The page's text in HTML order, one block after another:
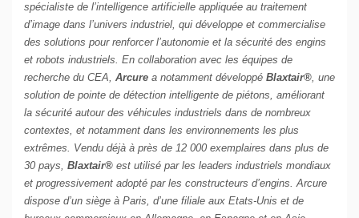
spécialiste de l’intelligence artificielle appliquée au traitement
d’image dans l’univers industriel, qui développe et commercialise
des solutions pour renforcer l’autonomie et la sécurité des engins
et robots industriels. En collaboration avec les équipes de
recherche du CEA, Arcure a notamment développé Blaxtair®, une
solution de pointe de détection intelligente de piétons, améliorant
la sécurité autour des véhicules industriels dans de nombreux
contextes, et notamment dans les environnements les plus
extrêmes. Vendu déjà à près de 12 000 exemplaires dans plus de
30 pays, Blaxtair® est utilisé par les leaders industriels mondiaux
et progressivement adopté par les constructeurs d’engins. Arcure
dispose d’un siège à Paris, d’une filiale aux Etats-Unis et de